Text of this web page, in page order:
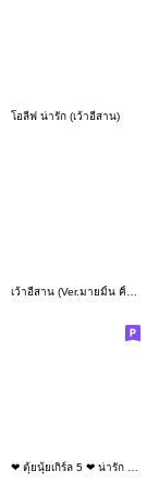
โอลีฟ น่ารัก (เว้าอีสาน)
❤ ตุ้ยนุ้ยเกิร์ล 5 ❤ น่ารัก (Mini)